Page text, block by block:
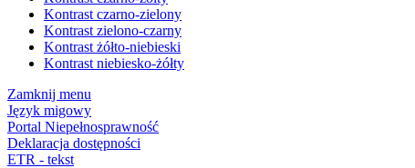
Kontrast czarno-zielony
Kontrast zielono-czarny
Kontrast żółto-niebieski
Kontrast niebiesko-żółty
Zamknij menu
Język migowy
Portal Niepełnosprawność
Deklaracja dostępności
ETR - tekst